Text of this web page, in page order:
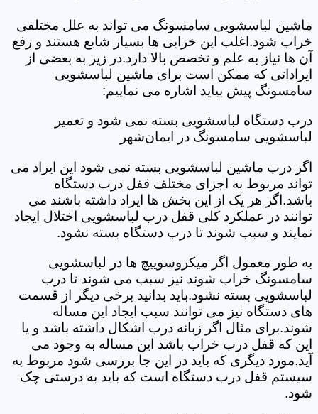
ماشین لباسشویی سامسونگ می تواند به علل مختلفی
خراب شود.اغلب این خرابی ها بسیار شایع هستند و رفع
آن ها نیاز به علم و تخصص بالا دارد.در زیر به بعضی از
ایراداتی که ممکن است برای ماشین لباسشویی
سامسونگ پیش بیاید اشاره می نماییم:
درب دستگاه لباسشویی بسته نمی شود و تعمیر
لباسشویی سامسونگ در ایمان‌شهر
اگر درب ماشین لباسشویی بسته نمی شود این ایراد می
تواند مربوط به اجزای مختلف قفل درب دستگاه
باشد.اگر هر یک از این بخش ها ایراد داشته باشند می
توانند در عملکرد کلی قفل درب لباسشویی اختلال ایجاد
نمایند و سبب شوند تا درب دستگاه بسته نشود.
به طور معمول اگر میکروسوییچ ها در لباسشویی
سامسونگ خراب شوند نیز سبب می شوند تا درب
لباسشویی بسته نشود.باید بدانید برخی دیگر از قسمت
های دستگاه نیز می توانند سبب ایجاد این مساله
شوند.برای مثال اگر زبانه درب اشکال داشته باشد و یا
این که قفل درب خراب باشد این مساله به وجود می
آید.مورد دیگری که باید در این جا بررسی شود مربوط به
سیستم قفل درب دستگاه است که باید به درستی چک
شود.